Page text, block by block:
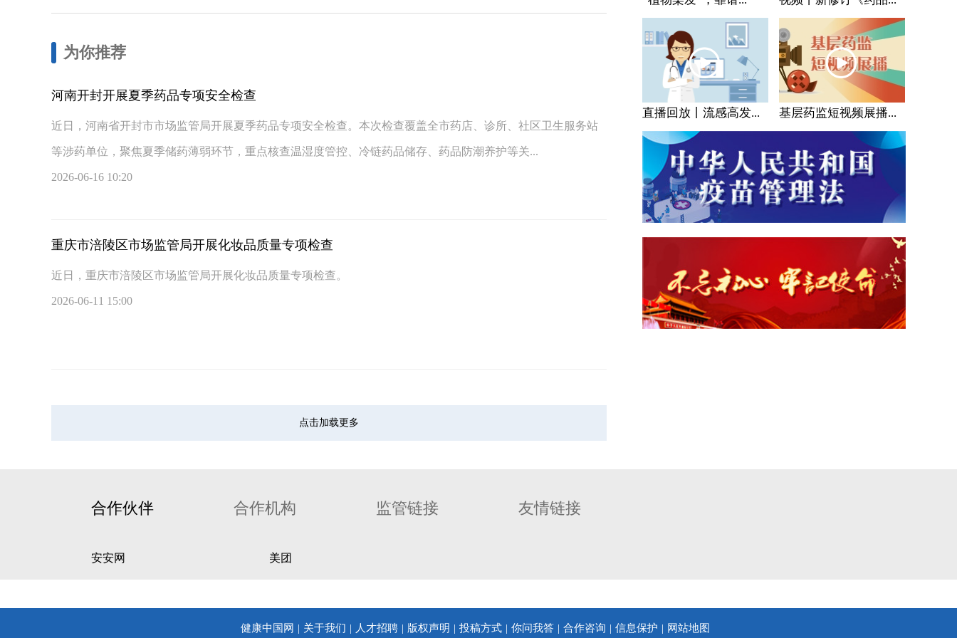
为你推荐
河南开封开展夏季药品专项安全检查
近日，河南省开封市市场监管局开展夏季药品专项安全检查。本次检查覆盖全市药店、诊所、社区卫生服务站
等涉药单位，聚焦夏季储药薄弱环节，重点核查温湿度管控、冷链药品储存、药品防潮养护等关...
2026-06-16 10:20
重庆市涪陵区市场监管局开展化妆品质量专项检查
近日，重庆市涪陵区市场监管局开展化妆品质量专项检查。
2026-06-11 15:00
点击加载更多
直播回放丨流感高发... 基层药监短视频展播...
合作伙伴 合作机构 监管链接 友情链接
安安网 美团
健康中国网 关于我们 人才招聘 版权声明 投稿方式 你问我答 合作咨询 信息保护 网站地图